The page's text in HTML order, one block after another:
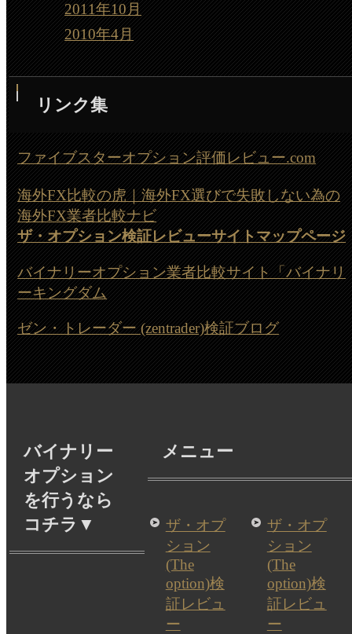
2011年10月
2010年4月
リンク集
ファイブスターオプション評価レビュー.com
海外FX比較の虎｜海外FX選びで失敗しない為の
海外FX業者比較ナビ
ザ・オプション検証レビューサイトマップページ
バイナリーオプション業者比較サイト「バイナリ
ーキングダム
ゼン・トレーダー (zentrader)検証ブログ
バイナリー
オプション
を行うなら
コチラ▼
メニュー
ザ・オプ
ション
(The
option)検
証レビュ
ー
ザ・オプ
ション
(The
option)検
証レビュ
ー